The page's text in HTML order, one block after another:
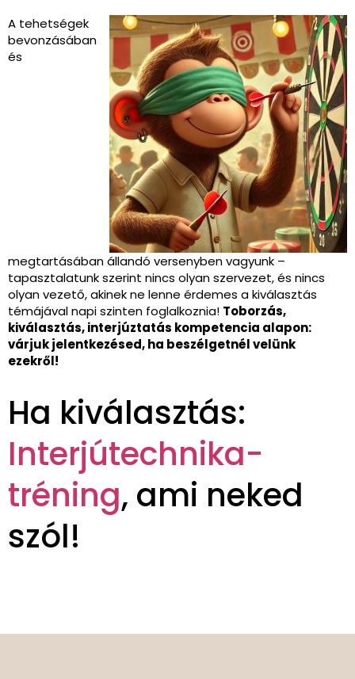
A tehetségek
bevonzásában
és
megtartásában állandó versenyben vagyunk –
tapasztalatunk szerint nincs olyan szervezet, és nincs
olyan vezető, akinek ne lenne érdemes a kiválasztás
témájával napi szinten foglalkoznia! Toborzás,
kiválasztás, interjúztatás kompetencia alapon:
várjuk jelentkezésed, ha beszélgetnél velünk
ezekről!
Ha kiválasztás:
Interjútechnika-
tréning, ami neked
szól!